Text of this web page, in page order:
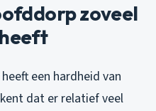
zoveel
een hardheid van
dat er relatief veel